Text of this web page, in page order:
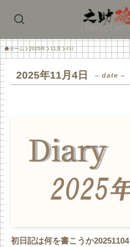
ホーム 2025年 11月 4日
2025年11月4日 – date –
初日記は何を書こうか20251104